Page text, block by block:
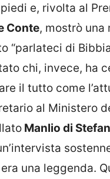
e, rivolta al
Conte, mostrò una
“parlateci di
chi, invece, ha
il tutto come
al Ministero
Manlio di
una leggenda.